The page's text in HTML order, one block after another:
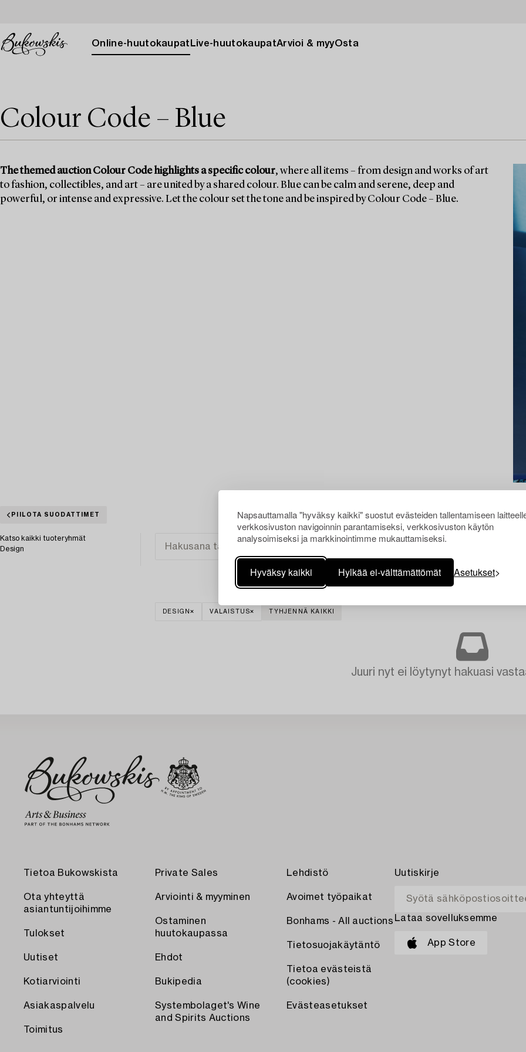
Napsauttamalla "hyväksy kaikki" suostut evästeiden tallentamiseen
verkkosivuston navigoinnin parantamiseksi, verkkosivuston käytön
analysoimiseksi ja markkinointimme mukauttamiseksi.
Hyväksy kaikki Hylkää ei-välttämättömät Asetukset
Online-huutokaupat Live-huutokaupatArvioi & myyOsta
Colour Code – Blue
The themed auction Colour Code highlights a specific colour, where all items – from design and works of art
to fashion, collectibles, and art – are united by a shared colour. Blue can be calm and serene, deep and
powerful, or intense and expressive. Let the colour set the tone and be inspired by Colour Code – Blue.
PIILOTA SUODATTIMET
Katso kaikki tuoteryhmät
Design
DESIGN VALAISTUS TYHJENNÄ KAIKKI
Juuri nyt ei löytynyt hakuasi
Tietoa Bukowskista
Ota yhteyttä
asiantuntijoihimme
Tulokset
Uutiset
Kotiarviointi
Asiakaspalvelu
Toimitus
Private Sales
Arviointi & myyminen
Ostaminen
huutokaupassa
Ehdot
Bukipedia
Systembolaget's Wine
and Spirits Auctions
Lehdistö
Avoimet työpaikat
Bonhams - All auctions
Tietosuojakäytäntö
Tietoa evästeistä
(cookies)
Evästeasetukset
Uutiskirje
Lataa sovelluksemme
App Store